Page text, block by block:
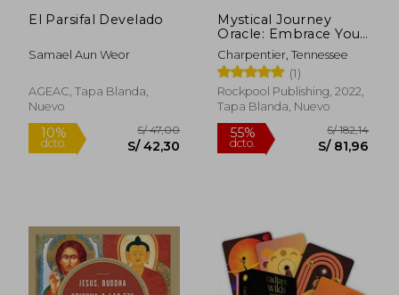
50%
dcto.
55%
dcto.
S/
El Parsifal Develado
Samael Aun Weor
AGEAC, Tapa Blanda,
Nuevo
Mystical Journey
Oracle: Embrace Your
True Path (36 Gilded-
Edge Cards and 128-
Page Book) (en
Inglés)
Charpentier, Tennessee
(1)
Rockpool Publishing, 2022,
Tapa Blanda, Nuevo